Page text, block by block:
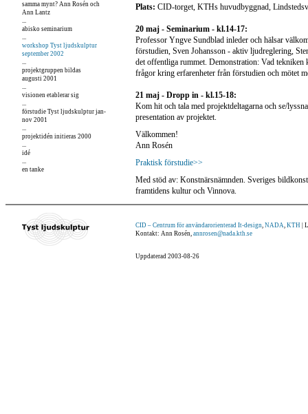
samma mynt? Ann Rosén och
Ann Lantz
...
abisko seminarium
...
workshop Tyst ljudskulptur
september 2002
...
projektgruppen bildas
augusti 2001
...
visionen etablerar sig
...
förstudie Tyst ljudskulptur jan-
nov 2001
...
projektidén initieras 2000
...
idé
...
en tanke
Plats: CID-torget, KTHs huvudbyggnad,
20 maj - Seminarium - kl.14-17:
Professor Yngve Sundblad inleder och hälsar
förstudien, Sven Johansson - aktiv ljudreglering,
det offentliga rummet. Demonstration: Vad
frågor kring erfarenheter från förstudien och mötet
21 maj - Dropp in - kl.15-18:
Kom hit och tala med projektdeltagarna och se/
presentation av projektet.
Välkommen!
Ann Rosén
Praktisk förstudie>>
Med stöd av: Konstnärsnämnden. Sveriges
framtidens kultur och Vinnova.
CID – Centrum för användarorienterad It-design, NADA, KTH |
Kontakt: Ann Rosén, annrosen@nada.kth.se
Uppdaterad 2003-08-26